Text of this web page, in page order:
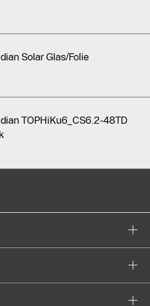
Solar Glas/Folie
TOPHiKu6_CS6.2-48TD